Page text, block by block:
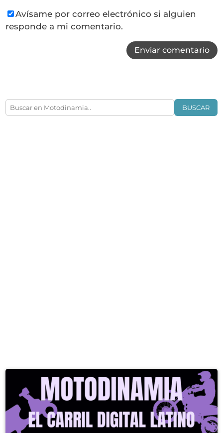
Avísame por correo electrónico si alguien
responde a mi comentario.
Enviar comentario
BUSCAR